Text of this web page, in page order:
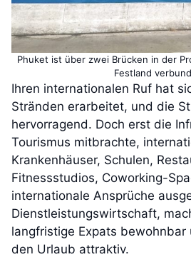
Phuket ist über zwei Brücken in der
Festland
Ihren internationalen Ruf hat
Stränden erarbeitet, und die
hervorragend. Doch erst die
Tourismus mitbrachte,
Krankenhäuser, Schulen,
Fitnessstudios, Coworking-
internationale Ansprüche
Dienstleistungswirtschaft,
langfristige Expats
den Urlaub attraktiv.